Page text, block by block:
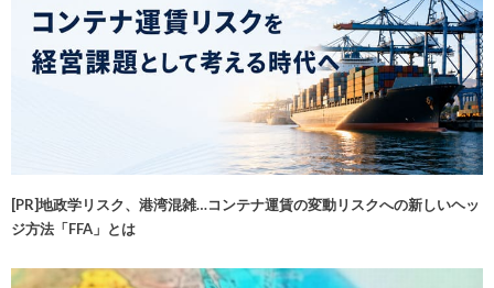
[PR]地政学リスク、港湾混雑…コンテナ運賃の変動リスクへの新しいヘッ
ジ方法「FFA」とは